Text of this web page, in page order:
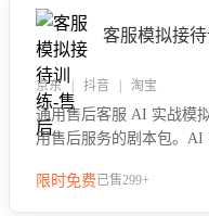
客服模拟接
京东 | 抖音 | 淘宝
通用售后客服 AI 实战模
用售后服务的剧本包。AI
要点，轻松提升服务能力。
限时免费已售299+